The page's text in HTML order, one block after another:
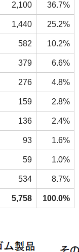
2,100 36.7%
1,440 25.2%
582 10.2%
379 6.6%
276 4.8%
159 2.8%
136 2.4%
93 1.6%
59 1.0%
534 8.7%
5,758 100.0%